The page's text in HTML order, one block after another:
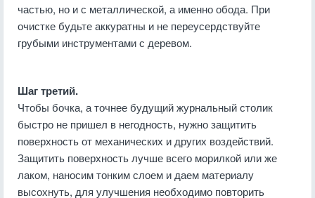
частью, но и с металлической, а именно обода. При
очистке будьте аккуратны и не переусердствуйте
грубыми инструментами с деревом.
Шаг третий.
Чтобы бочка, а точнее будущий журнальный столик
быстро не пришел в негодность, нужно защитить
поверхность от механических и других воздействий.
Защитить поверхность лучше всего морилкой или же
лаком, наносим тонким слоем и даем материалу
высохнуть, для улучшения необходимо повторить